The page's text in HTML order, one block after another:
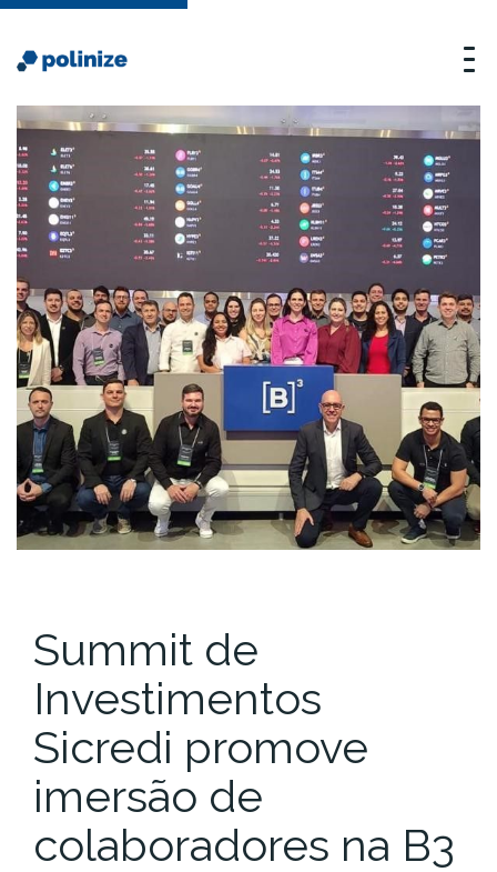
Summit de
Investimentos
Sicredi promove
imersão de
colaboradores na B3